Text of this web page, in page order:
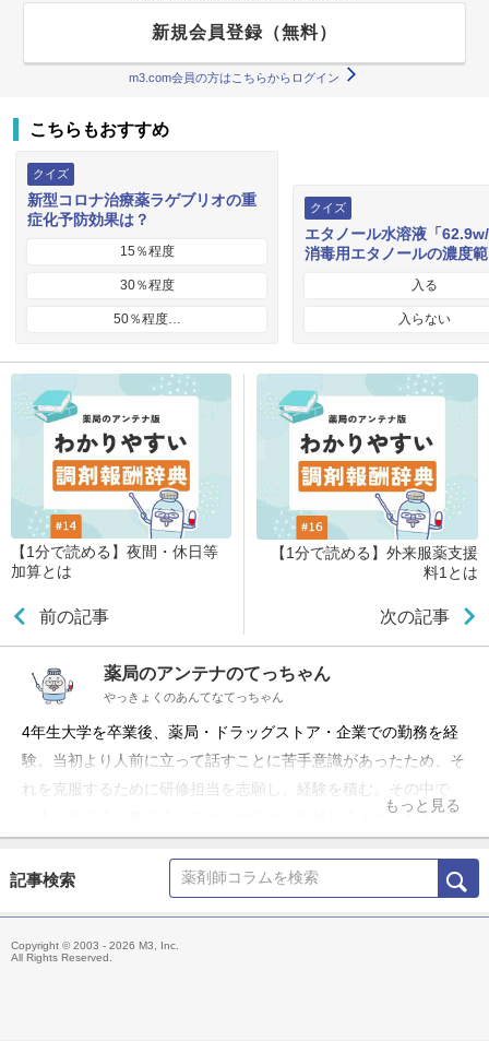
新規会員登録（無料）
m3.com会員の方はこちらからログイン
こちらもおすすめ
クイズ
新型コロナ治療薬ラゲブリオの重
症化予防効果は？
15％程度
30％程度
50％程度…
クイズ
エタノール水溶液「
消毒用エタノールの濃度
入る
入らない
【1分で読める】夜間・休日等
加算とは
前の記事
【1分で読める】外来服薬支援
料1とは
次の記事
薬局のアンテナのてっちゃん
やっきょくのあんてなてっちゃん
4年生大学を卒業後、薬局・ドラッグストア・企業での勤務を経
験。当初より人前に立って話すことに苦手意識があったため、そ
れを克服するために研修担当を志願し、経験を積む。その中で
「人に伝える・教える」ことにやりがいを感じるようになる。
ス、資料提供などを行っている。 「薬局のアンテナ」の名称で
YouTubeチャンネルとLINE公式アカウントを運営中。薬局に関
もっと見る
記事検索
Copyright © 2003 - 2026 M3, Inc.
All Rights Reserved.